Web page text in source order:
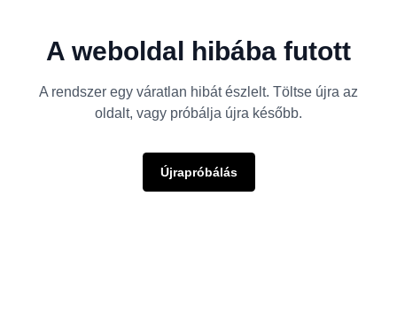
A weboldal hibába futott
A rendszer egy váratlan hibát észlelt. Töltse újra az
oldalt, vagy próbálja újra később.
Újrapróbálás